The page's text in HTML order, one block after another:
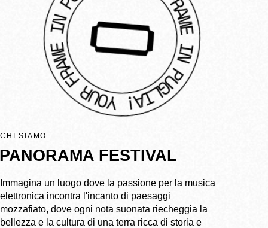
CHI SIAMO
PANORAMA FESTIVAL
Immagina un luogo dove la passione per la musica
elettronica incontra l'incanto di paesaggi
mozzafiato, dove ogni nota suonata riecheggia la
bellezza e la cultura di una terra ricca di storia e